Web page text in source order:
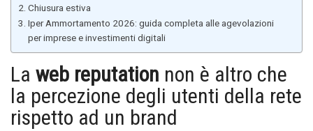
Chiusura estiva
Iper Ammortamento 2026: guida completa alle agevolazioni
per imprese e investimenti digitali
La web reputation non è altro che
la percezione degli utenti della rete
rispetto ad un brand